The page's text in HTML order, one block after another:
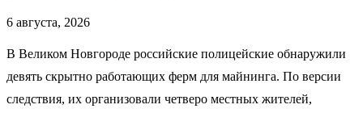
6 августа, 2026
В Великом Новгороде российские полицейские обнаружили
девять скрытно работающих ферм для майнинга. По версии
следствия, их организовали четверо местных жителей,